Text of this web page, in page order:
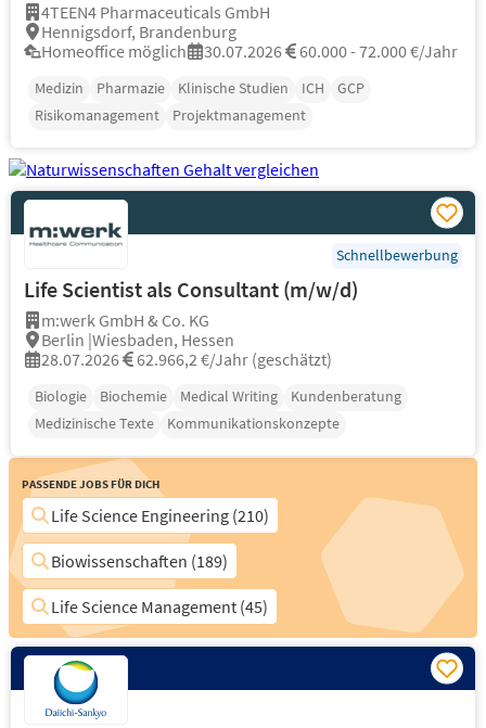
4TEEN4 Pharmaceuticals GmbH
Hennigsdorf, Brandenburg
Homeoffice möglich
30.07.2026 60.000 - 72.000 €/Jahr
Medizin Pharmazie Klinische Studien ICH
GCP
Risikomanagement
Projektmanagement
Schnellbewerbung
Life Scientist als Consultant (m/w/d)
m:werk GmbH & Co. KG
Berlin |Wiesbaden, Hessen
28.07.2026
62.966,2 €/Jahr (geschätzt)
Biologie Biochemie Medical Writing
Kundenberatung
Medizinische Texte
Kommunikationskonzepte
Passende Jobs für Dich
Life Science Engineering (210)
Biowissenschaften (189)
Life Science Management (45)